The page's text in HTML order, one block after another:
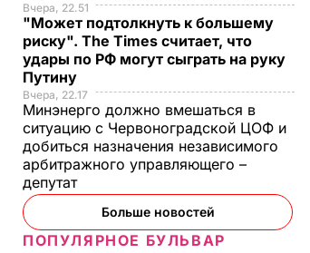
Вчера, 22.51
"Может подтолкнуть к большему
риску". The Times считает, что
удары по РФ могут сыграть на руку
Путину
Вчера, 22.17
Минэнерго должно вмешаться в
ситуацию с Червоноградской ЦОФ и
добиться назначения независимого
арбитражного управляющего –
депутат
Больше новостей
ПОПУЛЯРНОЕ БУЛЬВАР